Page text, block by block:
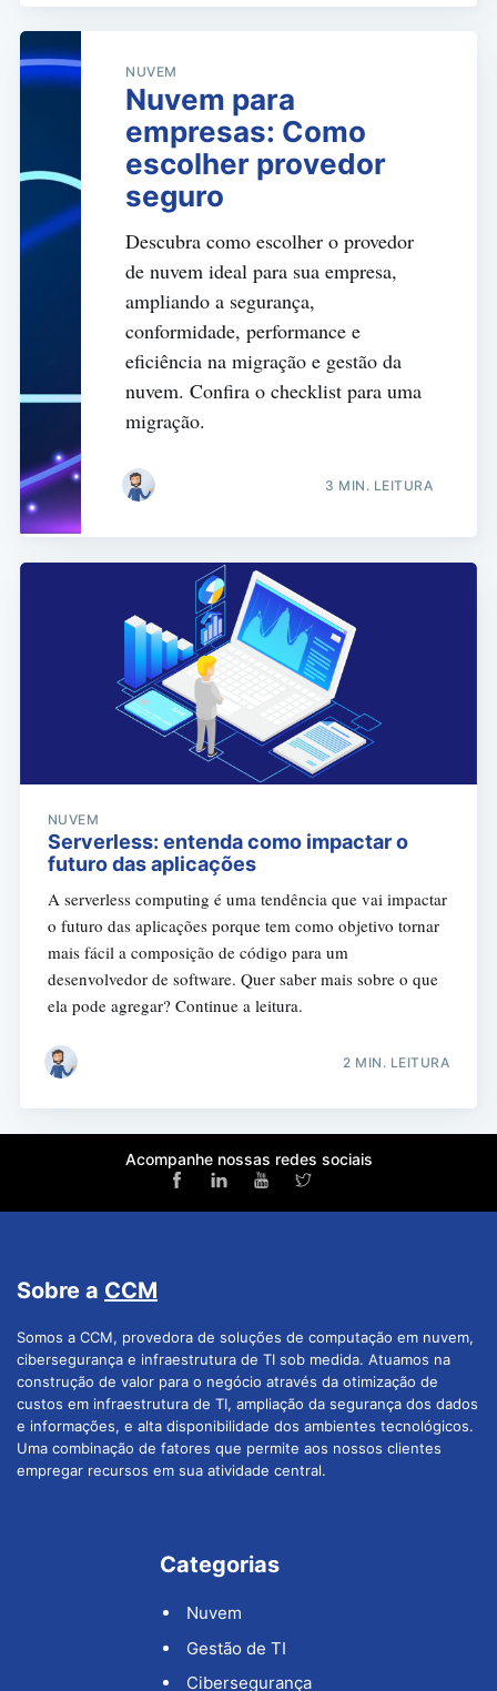
NUVEM
Nuvem para
empresas: Como
escolher provedor
seguro
Descubra como escolher o provedor
de nuvem ideal para sua empresa,
ampliando a segurança,
conformidade, performance e
eficiência na migração e gestão da
nuvem. Confira o checklist para uma
migração.
3 MIN. LEITURA
NUVEM
Serverless: entenda como impactar o
futuro das aplicações
A serverless computing é uma tendência que vai impactar
o futuro das aplicações porque tem como objetivo tornar
mais fácil a composição de código para um
desenvolvedor de software. Quer saber mais sobre o que
ela pode agregar? Continue a leitura.
2 MIN. LEITURA
Acompanhe nossas redes sociais
Sobre a CCM
Somos a CCM, provedora de soluções de computação em nuvem,
cibersegurança e infraestrutura de TI sob medida. Atuamos na
construção de valor para o negócio através da otimização de
custos em infraestrutura de TI, ampliação da segurança dos dados
e informações, e alta disponibilidade dos ambientes tecnológicos.
Uma combinação de fatores que permite aos nossos clientes
empregar recursos em sua atividade central.
Categorias
Nuvem
Gestão de TI
Cibersegurança